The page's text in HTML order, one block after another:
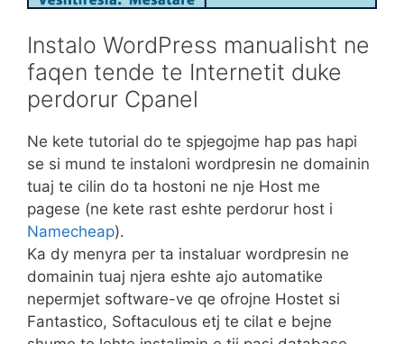
Instalo WordPress manualisht ne
faqen tende te Internetit duke
perdorur Cpanel
Ne kete tutorial do te spjegojme hap pas hapi
se si mund te instaloni wordpresin ne domainin
tuaj te cilin do ta hostoni ne nje Host me
pagese (ne kete rast eshte perdorur host i
Namecheap).
Ka dy menyra per ta instaluar wordpresin ne
domainin tuaj njera eshte ajo automatike
nepermjet software-ve qe ofrojne Hostet si
Fantastico, Softaculous etj te cilat e bejne